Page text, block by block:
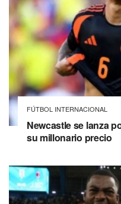
FÚTBOL INTERNACIONAL
Newcastle se lanza
su millonario precio